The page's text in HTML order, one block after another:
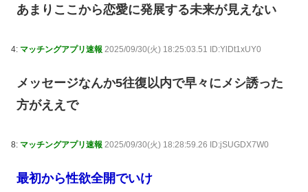
あまりここから恋愛に発展する未来が見えない
4: マッチングアプリ速報 2025/09/30(火) 18:25:03.51 ID:YlDt1xUY0
メッセージなんか5往復以内で早々にメシ誘った
方がええで
8: マッチングアプリ速報 2025/09/30(火) 18:28:59.26 ID:jSUGDX7W0
最初から性欲全開でいけ